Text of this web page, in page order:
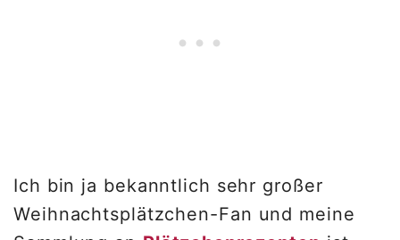
Ich bin ja bekanntlich sehr großer
Weihnachtsplätzchen-Fan und meine